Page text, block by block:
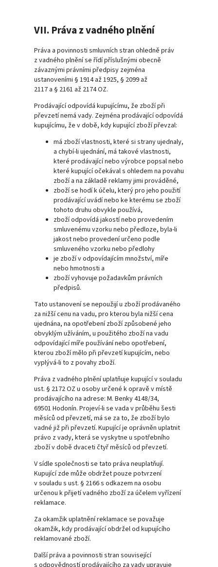
VII. Práva z vadného plnění
Práva a povinnosti smluvních stran ohledně práv
z vadného plnění se řídí příslušnými obecně
závaznými právními předpisy zejména
ustanoveními § 1914 až 1925, § 2099 až
2117 a § 2161 až 2174 OZ.
Prodávající odpovídá kupujícímu, že zboží při
převzetí nemá vady. Zejména prodávající odpovídá
kupujícímu, že v době, kdy kupující zboží převzal:
má zboží vlastnosti, které si strany ujednaly,
a chybí-li ujednání, má takové vlastnosti,
které prodávající nebo výrobce popsal nebo
které kupující očekával s ohledem na povahu
zboží a na základě reklamy jimi prováděné,
zboží se hodí k účelu, který pro jeho použití
prodávající uvádí nebo ke kterému se zboží
tohoto druhu obvykle používá,
zboží odpovídá jakostí nebo provedením
smluvenému vzorku nebo předloze, byla-li
jakost nebo provedení určeno podle
smluveného vzorku nebo předlohy
je zboží v odpovídajícím množství, míře
nebo hmotnosti a
zboží vyhovuje požadavkům právních
předpisů.
Tato ustanovení se nepoužijí u zboží prodávaného
za nižší cenu na vadu, pro kterou byla nižší cena
ujednána, na opotřebení zboží způsobené jeho
obvyklým užíváním, u použitého zboží na vadu
odpovídající míře používání nebo opotřebení,
kterou zboží mělo při převzetí kupujícím, nebo
vyplývá-li to z povahy zboží.
Práva z vadného plnění uplatňuje kupující v souladu
ust. § 2172 OZ u osoby určené k opravě v místě
prodávajícího na adrese: M. Benky 4148/34,
69501 Hodonín. Projeví-li se vada v průběhu šesti
měsíců od převzetí, má se za to, že zboží bylo
vadné již při převzetí. Kupující je oprávněn uplatnit
právo z vady, která se vyskytne u spotřebního
zboží v době dvaceti čtyř měsíců od převzetí.
V sídle společnosti se tato práva neuplatňují.
Kupující zde může obdržet pouze potvrzení
v souladu s ust. § 2166 s odkazem na osobu
určenou k přijetí vadného zboží za účelem vyřízení
reklamace.
Za okamžik uplatnění reklamace se považuje
okamžik, kdy prodávající obdržel od kupujícího
reklamované zboží.
Další práva a povinnosti stran související
s odpovědností prodávajícího za vady upravuje